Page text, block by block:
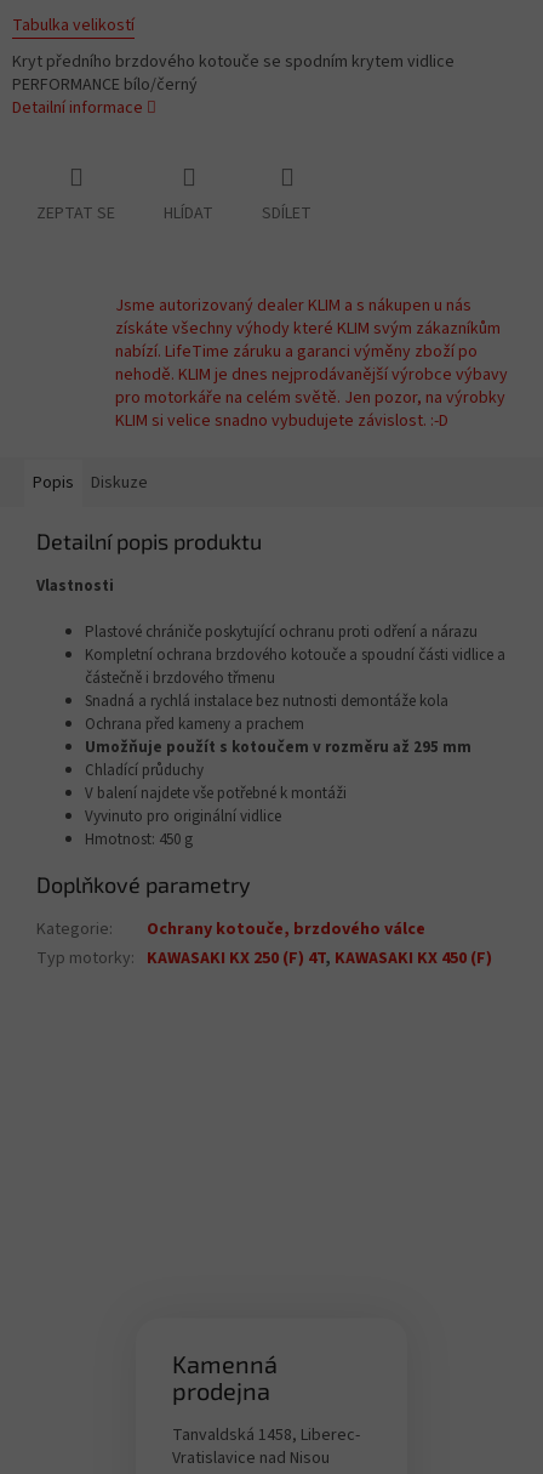
Tabulka velikostí
Kryt předního brzdového kotouče se spodním krytem vidlice
PERFORMANCE bílo/černý
Detailní informace
ZEPTAT SE HLÍDAT SDÍLET
Jsme autorizovaný dealer KLIM a s nákupen u nás
získáte všechny výhody které KLIM svým zákazníkům
nabízí. LifeTime záruku a garanci výměny zboží po
nehodě. KLIM je dnes nejprodávanější výrobce výbavy
pro motorkáře na celém světě. Jen pozor, na výrobky
KLIM si velice snadno vybudujete závislost. :-D
Popis Diskuze
Detailní popis produktu
Vlastnosti
Plastové chrániče poskytující ochranu proti odření a nárazu
Kompletní ochrana brzdového kotouče a spoudní části vidlice a
částečně i brzdového třmenu
Snadná a rychlá instalace bez nutnosti demontáže kola
Ochrana před kameny a prachem
Umožňuje použít s kotoučem v rozměru až 295 mm
Chladící průduchy
V balení najdete vše potřebné k montáži
Vyvinuto pro originální vidlice
Hmotnost: 450 g
Doplňkové parametry
Kategorie:
Ochrany kotouče, brzdového válce
Typ motorky: KAWASAKI KX 250 (F) 4T, KAWASAKI KX 450 (F)
Kamenná
prodejna
Tanvaldská 1458, Liberec-
Vratislavice nad Nisou